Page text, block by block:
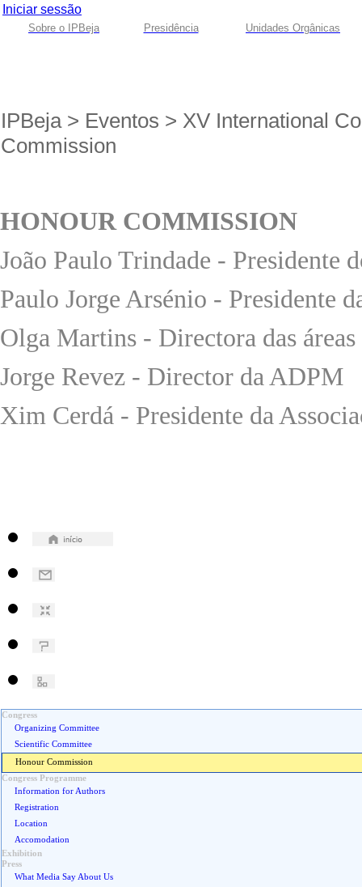
Iniciar sessão
Sobre o IPBeja Presidência Unidades Orgânicas
IPBeja> Eventos > XV International
Commission
HONOUR COMMISSION
João Paulo Trindade - Presidente
Paulo Jorge Arsénio - Presidente
Olga Martins - Directora das
Jorge Revez - Director da ADPM
Xim Cerdá - Presidente da
Congress
Organizing Committee
Scientific Committee
Honour Commission
Congress Programme
Information for Authors
Registration
Location
Accomodation
Exhibition
Press
What Media Say About Us